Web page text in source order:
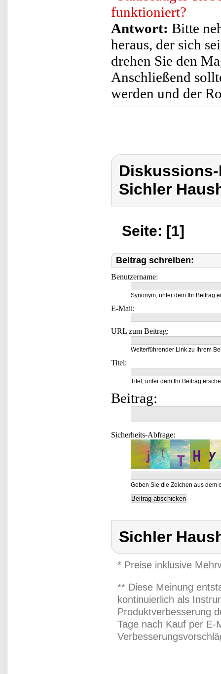
funktioniert?
Antwort: Bitte
heraus, der sich
drehen Sie den
Anschließend
werden und der
Sichler
Seite: [1]
Beitrag schreiben:
Benutzername:
Synonym, unter dem Ihr Beitrag
E-Mail:
URL zum Beitrag:
Weiterführender Link zu Ihrem
Titel:
Titel, unter dem Ihr Beitrag
Beitrag:
Sicherheits-Abfrage:
Geben Sie die Zeichen aus dem
Sichler
* Preise inklusive
** Diese Meinung
kontinuierlich als
Produktverbesserung
Tage nach Kauf per E-